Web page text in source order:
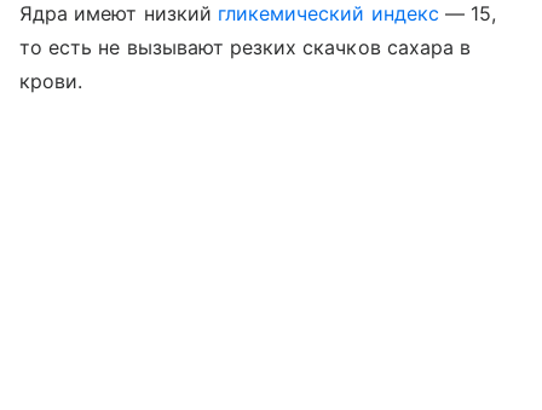
Ядра имеют низкий гликемический индекс — 15,
то есть не вызывают резких скачков сахара в
крови.